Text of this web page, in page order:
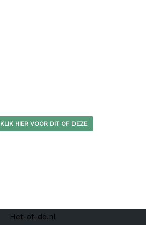
KLIK HIER VOOR DIT OF DEZE
Het-of-de.nl